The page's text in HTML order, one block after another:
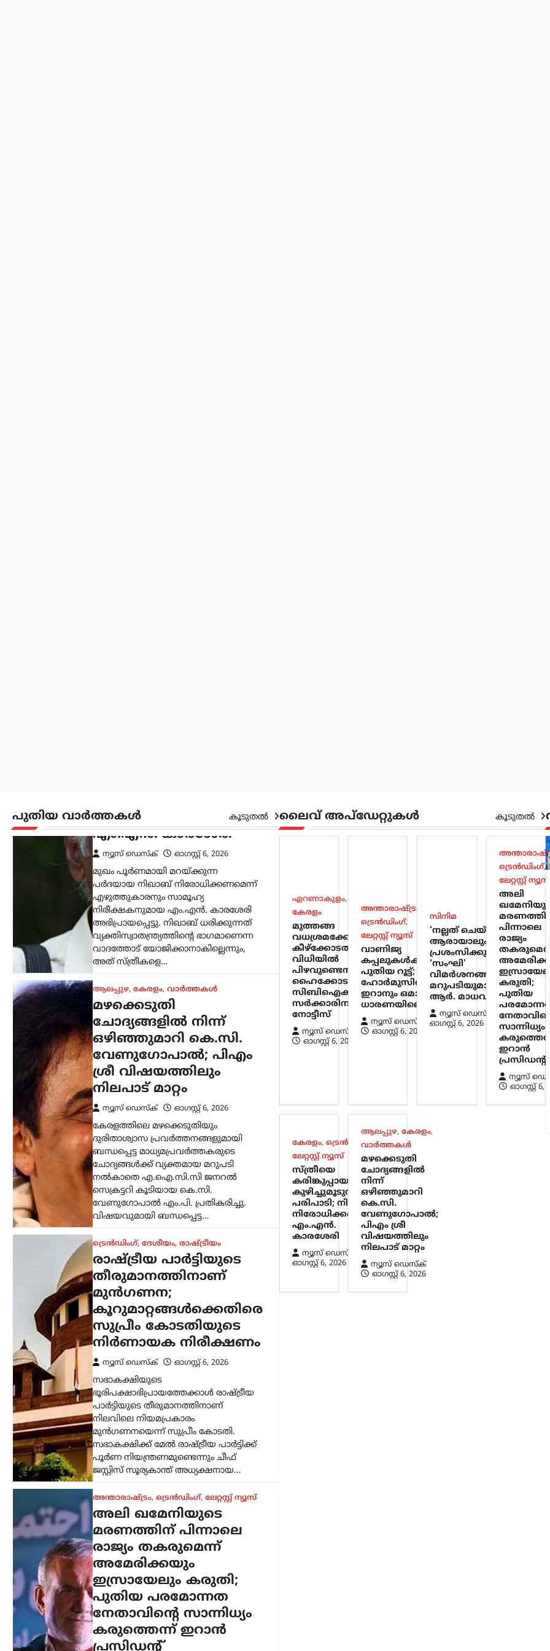
പുതിയ വാർത്തകൾ കൂടുതൽ
വേണുഗോപാൽ; പിഎം
ശ്രീ വിഷയത്തിലും
നിലപാട് മാറ്റം
ന്യൂസ് ഡെസ്ക് ഓഗസ്റ്റ്‌ 6, 2026
കേരളത്തിലെ മഴക്കെടുതിയും
ദുരിതാശ്വാസ പ്രവർത്തനങ്ങളുമായി
ബന്ധപ്പെട്ട മാധ്യമപ്രവർത്തകരുടെ
ചോദ്യങ്ങൾക്ക് വ്യക്തമായ മറുപടി
നൽകാതെ എ.ഐ.സി.സി ജനറൽ
സെക്രട്ടറി കൂടിയായ കെ.സി.
വേണുഗോപാൽ എം.പി. പ്രതികരിച്ചു.
വിഷയവുമായി ബന്ധപ്പെട്ട…
ട്രെൻഡിംഗ്,ദേശീയം,
രാഷ്ട്രീയ പാർട്ടിയുടെ
തീരുമാനത്തിനാണ്
മുൻഗണന;
കൂറുമാറ്റങ്ങൾക്കെതിരെ
സുപ്രീം കോടതിയുടെ
നിർണായക നിരീക്ഷണം
ന്യൂസ് ഡെസ്ക് ഓഗസ്റ്റ്‌ 6, 2026
സഭാകക്ഷിയുടെ
ഭൂരിപക്ഷാഭിപ്രായത്തേക്കാൾ രാഷ്ട്രീയ
പാർട്ടിയുടെ തീരുമാനത്തിനാണ്
നിലവിലെ നിയമപ്രകാരം
മുൻഗണനയെന്ന് സുപ്രീം കോടതി.
സഭാകക്ഷിക്ക് മേൽ രാഷ്ട്രീയ പാർട്ടിക്ക്
പൂർണ നിയന്ത്രണമുണ്ടെന്നും ചീഫ്
ജസ്റ്റിസ് സൂര്യകാന്ത് അധ്യക്ഷനായ…
അന്താരാഷ്ട്രം,ട്രെൻഡിംഗ്,ലേറ്റസ്റ്റ് ന്യൂസ്
അലി ഖമേനിയുടെ
മരണത്തിന് പിന്നാലെ
രാജ്യം തകരുമെന്ന്
അമേരിക്കയും
ഇസ്രായേലും കരുതി;
പുതിയ പരമോന്നത
നേതാവിന്റെ സാന്നിധ്യം
കരുത്തെന്ന് ഇറാൻ
പ്രസിഡന്റ്
ന്യൂസ് ഡെസ്ക് ഓഗസ്റ്റ്‌ 6, 2026
ഇറാന്റെ പുതിയ പരമോന്നത നേതാവായ
മൊജ്തബ ഖമേനിയുമായി നേരിട്ട്
ആശയവിനിമയം നടത്തുന്നത് നിലവിൽ
ബുദ്ധിമുട്ടേറിയതാണെങ്കിലും,
അദ്ദേഹത്തിന്റെ നേതൃത്വം രാജ്യത്തിന്
വലിയ ആത്മവിശ്വാസവും കരുത്തും
പകരുന്നതായി പ്രസിഡന്റ് മസൂദ്…
കേരളം,ട്രെൻഡിംഗ്,ലേറ്റസ്റ്റ് ന്യൂസ്
സ്ത്രീയെ
കരിങ്കുപ്പായത്തിൽ
കുഴിച്ചുമൂടുന്ന പരിപാടി;
നിഖാബ്
നിരോധിക്കണമെന്ന്
എം.എൻ. കാരശേരി
ലൈവ് അപ്‌ഡേറ്റുകൾ കൂടുതൽ
എറണാകുളം,
കേരളം
മുത്തങ്ങ
വധശ്രമക്കേസ്:
കീഴ്‌ക്കോടതി
വിധിയിൽ
പിഴവുണ്ടെന്ന്
ഹൈക്കോടതി;
സിബിഐക്കും
സർക്കാരിനും
നോട്ടീസ്
ന്യൂസ് ഡെസ്ക്
ഓഗസ്റ്റ്‌ 6, 2026
അന്താരാഷ്ട്രം
ട്രെൻഡിംഗ്,
ലേറ്റസ്റ്റ് ന്യൂസ്
വാണിജ്യ
കപ്പലുകൾക്ക്
പുതിയ റൂട്ട്;
ഹോർമുസിൽ
ഇറാനും ഒമാനും
ധാരണയിലെത്തി
ന്യൂസ് ഡെസ്ക്
ഓഗസ്റ്റ്‌ 6, 2026
സിനിമ
‘നല്ലത് ചെയ്താൽ
ആരായാലും
പ്രശംസിക്കും’;
‘സംഘി’
വിമർശനങ്ങൾക്ക്
മറുപടിയുമായി
ആർ. മാധവൻ
ന്യൂസ് ഡെസ്ക്
ഓഗസ്റ്റ്‌ 6, 2026
ട്രെൻഡിംഗ്,
ലേറ്റസ്റ്റ് ന്യൂസ്
അലി
മരണത്തിന്
പിന്നാലെ
രാജ്യം
തകരുമെന്ന്
കരുതി;
പുതിയ
പരമോന്നത
സാന്നിധ്യം
കരുത്തെന്ന്
ഇറാൻ
പ്രസിഡന്റ്
ന്യൂസ്
ഓഗസ്റ്റ്‌ 6,
കേരളം, ട്രെൻഡിംഗ്,
ലേറ്റസ്റ്റ് ന്യൂസ്
സ്ത്രീയെ
കരിങ്കുപ്പായത്തിൽ
കുഴിച്ചുമൂടുന്ന
പരിപാടി; നിഖാബ്
നിരോധിക്കണമെന്ന്
എം.എൻ.
കാരശേരി
ന്യൂസ് ഡെസ്ക്
ഓഗസ്റ്റ്‌ 6, 2026
ആലപ്പുഴ, കേരളം,
വാർത്തകൾ
മഴക്കെടുതി
ചോദ്യങ്ങളിൽ
നിന്ന്
ഒഴിഞ്ഞുമാറി
കെ.സി.
വേണുഗോപാൽ;
പിഎം ശ്രീ
വിഷയത്തിലും
നിലപാട് മാറ്റം
ന്യൂസ് ഡെസ്ക്
ഓഗസ്റ്റ്‌ 6, 2026